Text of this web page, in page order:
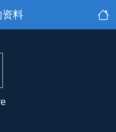
资料